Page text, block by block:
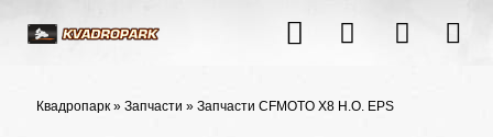
Квадропарк » Запчасти » Запчасти CFMOTO X8 H.O. EPS